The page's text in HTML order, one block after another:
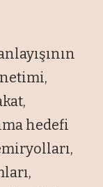
hedefi